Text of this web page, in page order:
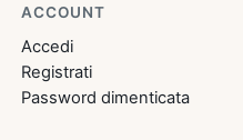
ACCOUNT
Accedi
Registrati
Password dimenticata